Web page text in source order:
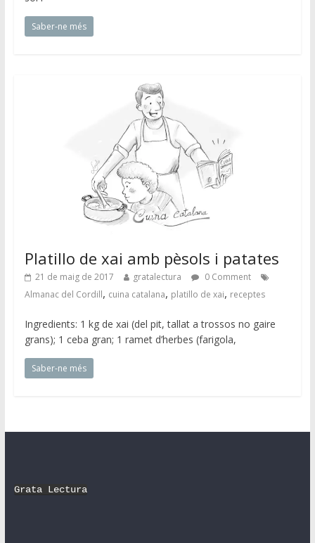
Saber-ne més
Platillo de xai amb pèsols i patates
21 de maig de 2017 gratalectura
0 Comment
Almanac del Cordill, cuina catalana, platillo de xai, receptes
Ingredients: 1 kg de xai (del pit, tallat a trossos no gaire
grans); 1 ceba gran; 1 ramet d’herbes (farigola,
Saber-ne més
Grata Lectura